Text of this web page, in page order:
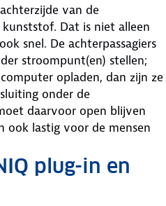
van de
Dat is niet alleen
snel. De achterpassagiers
stroompunt(en) stellen;
opladen, dan zijn ze
onder de
daarvoor open blijven
ook lastig voor de mensen
plug-in en